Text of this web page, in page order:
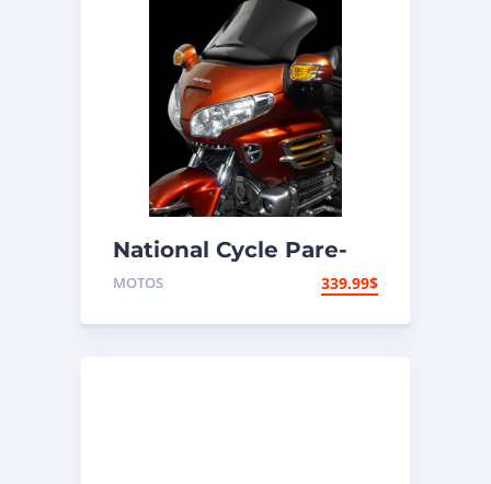
National Cycle Pare-
brise aéroacoustique
MOTOS 339.99$